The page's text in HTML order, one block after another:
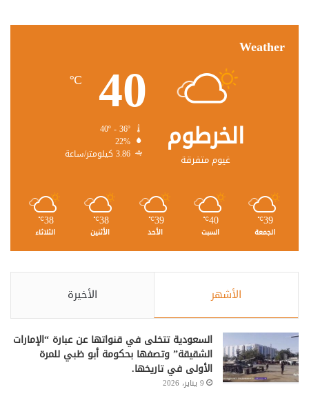
Weather
الخرطوم
غيوم متفرقة
40
℃
22%
3.86 كيلومتر/ساعة
39
℃
الجمعة
40
℃
السبت
39
℃
الأحد
38
℃
الأثنين
38
℃
الثلاثاء
الأشهر الأخيرة
السعودية تتخلى في قنواتها عن عبارة “الإمارات
الشقيقة” وتصفها بحكومة أبو ظبي للمرة
الأولى في تاريخها.
9 يناير، 2026